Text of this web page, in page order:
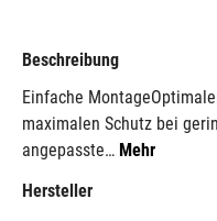
Beschreibung
Einfache
maximalen Schutz bei
angepasste… Mehr
Hersteller